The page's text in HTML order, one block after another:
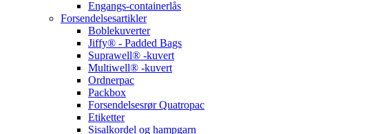
Engangs-containerlås
Forsendelsesartikler
Boblekuverter
Jiffy® - Padded Bags
Suprawell® -kuvert
Multiwell® -kuvert
Ordnerpac
Packbox
Forsendelsesrør Quatropac
Etiketter
Sisalkordel og hampgarn